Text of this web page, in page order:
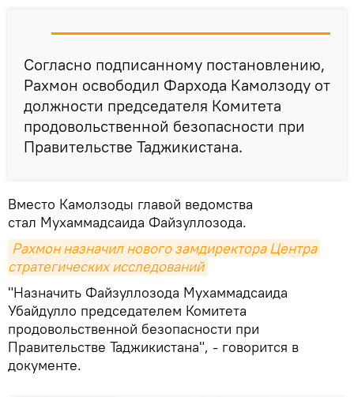
Согласно подписанному постановлению,
Рахмон освободил Фархода Камолзоду от
должности председателя Комитета
продовольственной безопасности при
Правительстве Таджикистана.
Вместо Камолзоды главой ведомства
стал Мухаммадсаида Файзуллозода.
Рахмон назначил нового замдиректора Центра
стратегических исследований
"Назначить Файзуллозода Мухаммадсаида
Убайдулло председателем Комитета
продовольственной безопасности при
Правительстве Таджикистана", - говорится в
документе.